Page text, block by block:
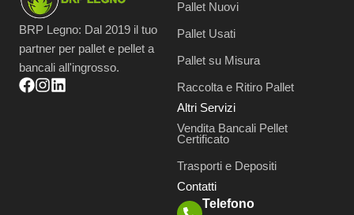
BRP Legno: Dal 2019 il tuo
partner per pallet e pellet a
bancali all'ingrosso.
Pallet Nuovi
Pallet Usati
Pallet su Misura
Raccolta e Ritiro Pallet
Altri Servizi
Vendita Bancali Pellet
Certificato
Trasporti e Depositi
Contatti
Telefono